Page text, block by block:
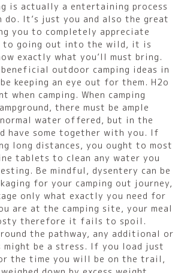
is actually a entertaining process
do. It’s just you and also the great
you to completely appreciate
to going out into the wild, it is
exactly what you’ll must bring.
beneficial outdoor camping ideas in
keeping an eye out for them. H2o
when camping. When camping
there must be ample
water offered, but in the
have some together with you. If
long distances, you ought to most
tablets to clean any water you
Be mindful, dysentery can be
for your camping out journey,
only what exactly you need for
are at the camping site, your meal
therefore it fails to spoil.
the pathway, any additional or
might be a stress. If you load just
the time you will be on the trail,